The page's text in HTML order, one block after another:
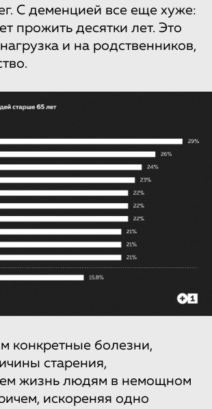
С деменцией все еще хуже:
прожить десятки лет. Это
и на родственников,
конкретные болезни,
старения,
жизнь людям в немощном
искореняя одно